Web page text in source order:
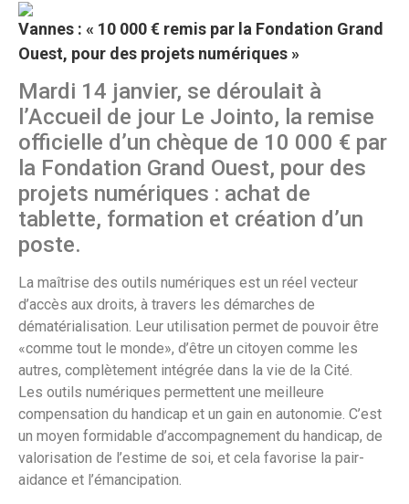
Vannes : « 10 000 € remis par la Fondation Grand
Ouest, pour des projets numériques »
Mardi 14 janvier, se déroulait à
l’Accueil de jour Le Jointo, la remise
officielle d’un chèque de 10 000 € par
la Fondation Grand Ouest, pour des
projets numériques : achat de
tablette, formation et création d’un
poste.
La maîtrise des outils numériques est un réel vecteur
d’accès aux droits, à travers les démarches de
dématérialisation. Leur utilisation permet de pouvoir être
«comme tout le monde», d’être un citoyen comme les
autres, complètement intégrée dans la vie de la Cité.
Les outils numériques permettent une meilleure
compensation du handicap et un gain en autonomie. C’est
un moyen formidable d’accompagnement du handicap, de
valorisation de l’estime de soi, et cela favorise la pair-
aidance et l’émancipation.